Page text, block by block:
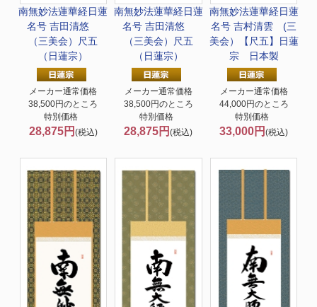
南無妙法蓮華経日蓮
名号 吉田清悠
（三美会）尺五
（日蓮宗）
メーカー通常価格
38,500円のところ
特別価格
28,875円 (税込)
南無妙法蓮華経日蓮
名号 吉田清悠
（三美会）尺五
（日蓮宗）
メーカー通常価格
38,500円のところ
特別価格
28,875円(税込)
南無妙法蓮華経日蓮
名号 吉村清雲 (三
美会）【尺五】日蓮
宗 日本製
メーカー通常価格
44,000円のところ
特別価格
33,000円(税込)